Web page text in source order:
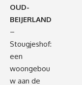
OUD-
BEIJERLAND
–
Stougjeshof:
een
woongebou
w aan de